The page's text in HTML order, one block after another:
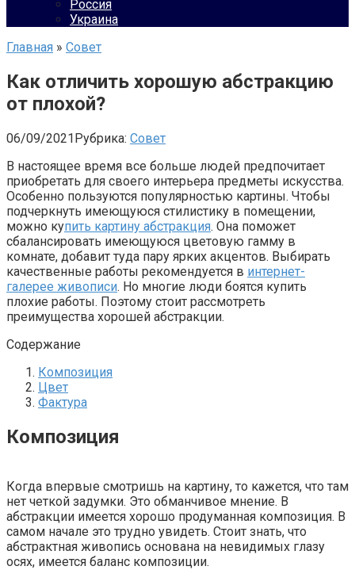
Россия
Украина
Главная » Совет
Как отличить хорошую абстракцию
от плохой?
06/09/2021Рубрика: Совет
В настоящее время все больше людей предпочитает
приобретать для своего интерьера предметы искусства.
Особенно пользуются популярностью картины. Чтобы
подчеркнуть имеющуюся стилистику в помещении,
можно купить картину абстракция. Она поможет
сбалансировать имеющуюся цветовую гамму в
комнате, добавит туда пару ярких акцентов. Выбирать
качественные работы рекомендуется в интернет-
галерее живописи. Но многие люди боятся купить
плохие работы. Поэтому стоит рассмотреть
преимущества хорошей абстракции.
Содержание
Композиция
Цвет
Фактура
Композиция
Когда впервые смотришь на картину, то кажется, что там
нет четкой задумки. Это обманчивое мнение. В
абстракции имеется хорошо продуманная композиция. В
самом начале это трудно увидеть. Стоит знать, что
абстрактная живопись основана на невидимых глазу
осях, имеется баланс композиции.